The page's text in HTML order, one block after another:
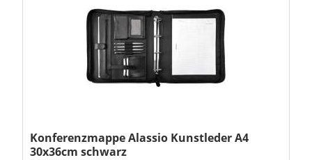
Konferenzmappe Alassio Kunstleder A4
30x36cm schwarz